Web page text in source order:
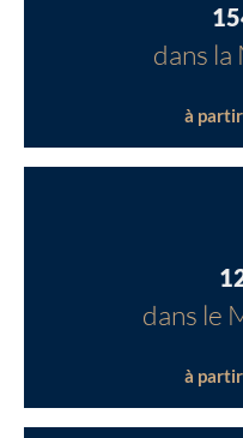
dans la
à
dans le
à